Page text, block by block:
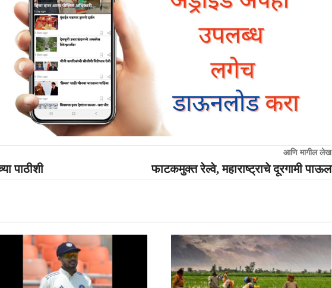
पाठीशी
आणि मागील लेख
फाटकमुक्त रेल्वे, महाराष्ट्राचे दूरगामी पाऊल